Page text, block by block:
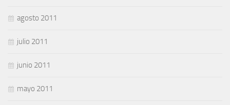
agosto 2011
julio 2011
junio 2011
mayo 2011